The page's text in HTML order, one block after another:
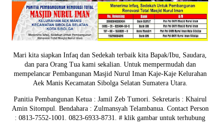
Mari kita siapkan Infaq dan Sedekah terbaik kita Bapak/Ibu, Saudara,
dan para Orang Tua kami sekalian. Untuk mempermudah dan
mempelancar Pembangunan Masjid Nurul Iman Kaje-Kaje Kelurahan
Aek Manis Kecamatan Sibolga Selatan Sumatera Utara.
Panitia Pembangunan Ketua : Jamil Zeb Tumori. Sekretaris : Khairul
Amin Sitompul. Bendahara : Zulmansyah Telambanua. Contact Person
: 0813-7552-1001. 0823-6933-8731. # klik gambar untuk terhubung